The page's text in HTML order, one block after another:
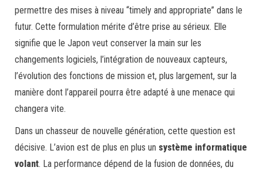
permettre des mises à niveau “timely and appropriate” dans le
futur. Cette formulation mérite d’être prise au sérieux. Elle
signifie que le Japon veut conserver la main sur les
changements logiciels, l’intégration de nouveaux capteurs,
l’évolution des fonctions de mission et, plus largement, sur la
manière dont l’appareil pourra être adapté à une menace qui
changera vite.
Dans un chasseur de nouvelle génération, cette question est
décisive. L’avion est de plus en plus un système informatique
volant. La performance dépend de la fusion de données, du